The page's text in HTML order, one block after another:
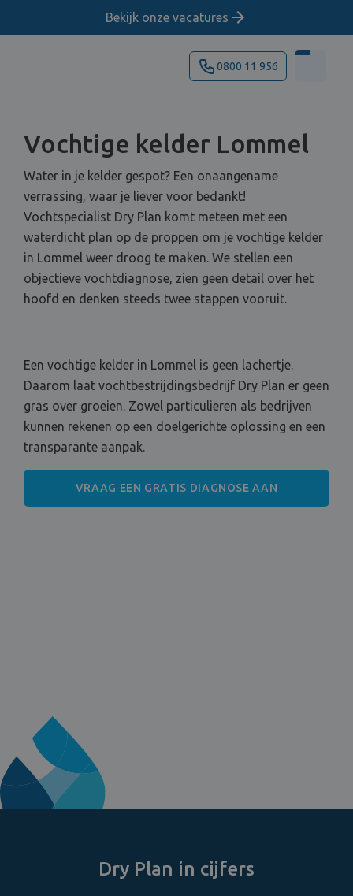
Bekijk onze vacatures
0800 11 956
Vochtige kelder Lommel
Water in je kelder gespot? Een onaangename
verrassing, waar je liever voor bedankt!
Vochtspecialist Dry Plan komt meteen met een
waterdicht plan op de proppen om je vochtige kelder
in Lommel weer droog te maken. We stellen een
objectieve vochtdiagnose, zien geen detail over het
hoofd en denken steeds twee stappen vooruit.
Een vochtige kelder in Lommel is geen lachertje.
Daarom laat vochtbestrijdingsbedrijf Dry Plan er geen
gras over groeien. Zowel particulieren als bedrijven
kunnen rekenen op een doelgerichte oplossing en een
transparante aanpak.
VRAAG EEN GRATIS DIAGNOSE AAN
Dry Plan in cijfers